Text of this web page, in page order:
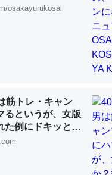
カルシウムを大量に使う脊
だな…。腹足類だと殻を無く
表】昆虫学の大問題＝「昆虫は
に置いて４年。でたまに覗
うかと画策中。あと、
てる。電池残量や充電中か
osakayurukosal
筋トレ・キャン
るというが、女版
た例にドキッとす
った」